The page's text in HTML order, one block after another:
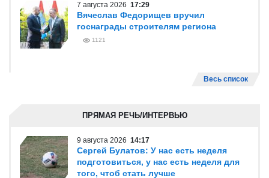
7 августа 2026 17:29
Вячеслав Федорищев вручил
госнаграды строителям региона
1121
Весь список
ПРЯМАЯ РЕЧЬ/ИНТЕРВЬЮ
9 августа 2026 14:17
Сергей Булатов: У нас есть неделя
подготовиться, у нас есть неделя для
того, чтоб стать лучше